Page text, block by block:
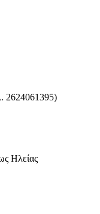
2624061395)
Ηλείας